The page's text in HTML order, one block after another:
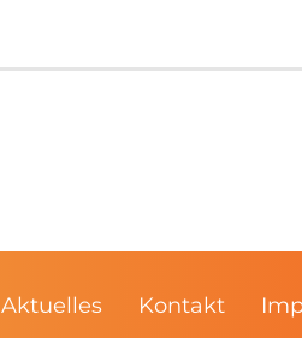
Aktuelles Kontakt